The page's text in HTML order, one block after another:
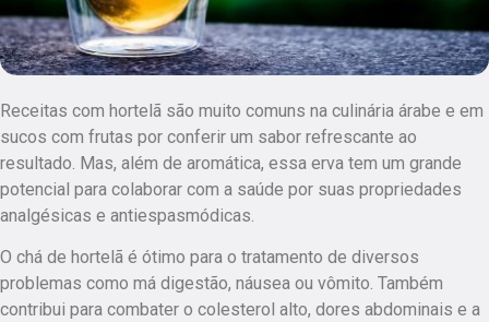
Receitas com hortelã são muito comuns na culinária árabe e em
sucos com frutas por conferir um sabor refrescante ao
resultado. Mas, além de aromática, essa erva tem um grande
potencial para colaborar com a saúde por suas propriedades
analgésicas e antiespasmódicas.
O chá de hortelã é ótimo para o tratamento de diversos
problemas como má digestão, náusea ou vômito. Também
contribui para combater o colesterol alto, dores abdominais e a